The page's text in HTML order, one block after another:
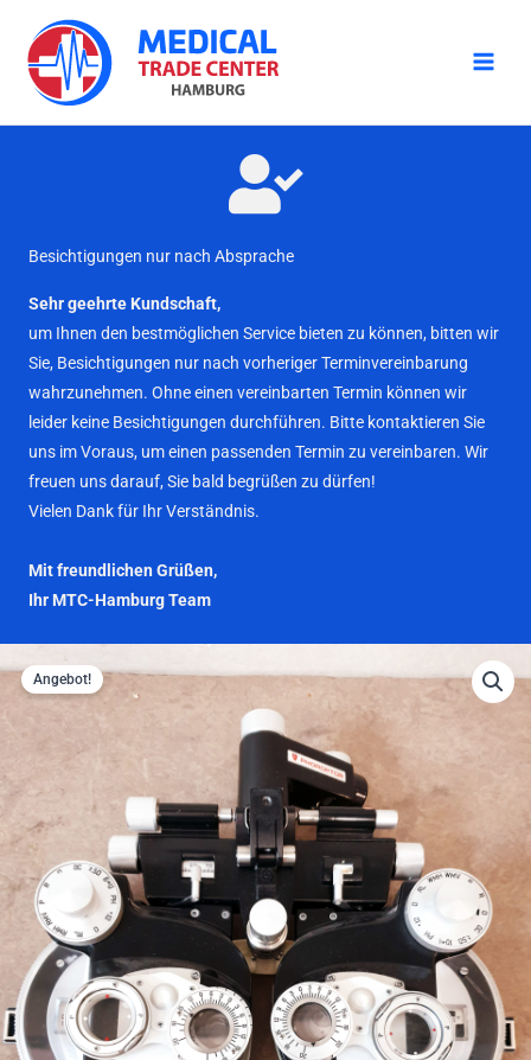
Inhalt
springen
Besichtigungen nur nach Absprache
Sehr geehrte Kundschaft,
um Ihnen den bestmöglichen Service bieten zu können, bitten wir
Sie, Besichtigungen nur nach vorheriger Terminvereinbarung
wahrzunehmen. Ohne einen vereinbarten Termin können wir
leider keine Besichtigungen durchführen. Bitte kontaktieren Sie
uns im Voraus, um einen passenden Termin zu vereinbaren. Wir
freuen uns darauf, Sie bald begrüßen zu dürfen!
Vielen Dank für Ihr Verständnis.
Mit freundlichen Grüßen,
Ihr MTC-Hamburg Team
Angebot!